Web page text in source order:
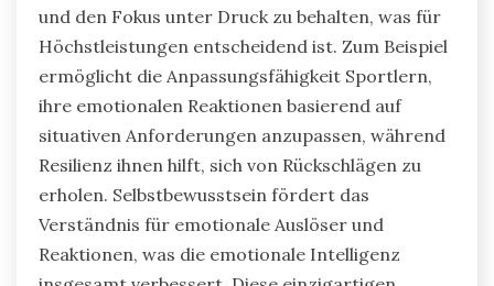
und den Fokus unter Druck zu behalten, was für
Höchstleistungen entscheidend ist. Zum Beispiel
ermöglicht die Anpassungsfähigkeit Sportlern,
ihre emotionalen Reaktionen basierend auf
situativen Anforderungen anzupassen, während
Resilienz ihnen hilft, sich von Rückschlägen zu
erholen. Selbstbewusstsein fördert das
Verständnis für emotionale Auslöser und
Reaktionen, was die emotionale Intelligenz